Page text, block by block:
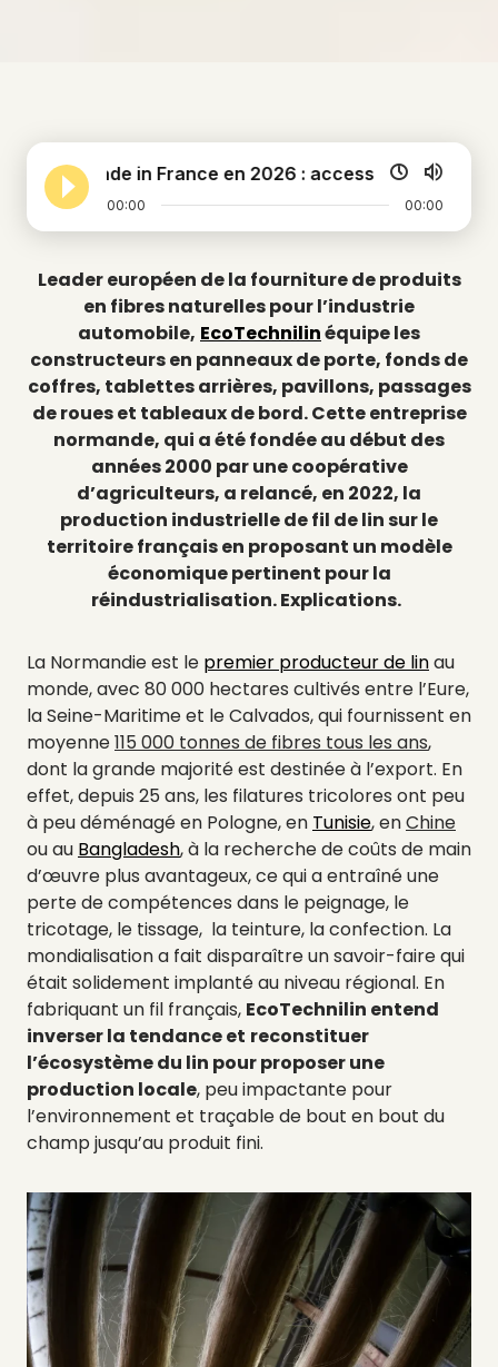
00:00 00:00
Made in France en 2026 : accessible, semi-
Leader européen de la fourniture de produits
en fibres naturelles pour l’industrie
automobile, EcoTechnilinéquipe les
constructeurs en panneaux de porte, fonds de
coffres, tablettes arrières, pavillons, passages
de roues et tableaux de bord. Cette entreprise
normande, qui a été fondée au début des
années 2000 par une coopérative
d’agriculteurs, a relancé, en 2022, la
production industrielle de fil de lin sur le
territoire français en proposant un modèle
économique pertinent pour la
réindustrialisation. Explications.
La Normandie est le premier producteur de linau
monde, avec 80 000 hectares cultivés entre l’Eure,
la Seine-Maritime et le Calvados, qui fournissent en
moyenne115 000 tonnes de fibres tous les ans,
dont la grande majorité est destinée à l’export. En
effet, depuis 25 ans, les filatures tricolores ont peu
à peu déménagé en Pologne, en Tunisie, enChine
ou au Bangladesh, à la recherche de coûts de main
d’œuvre plus avantageux, ce qui a entraîné une
perte de compétences dans le peignage, le
tricotage, le tissage, la teinture, la confection. La
mondialisation a fait disparaître un savoir-faire qui
était solidement implanté au niveau régional. En
fabriquant un fil français, EcoTechnilin entend
inverser la tendance et reconstituer
l’écosystème du lin pour proposer une
production locale, peu impactante pour
l’environnement et traçable de bout en bout du
champ jusqu’au produit fini.